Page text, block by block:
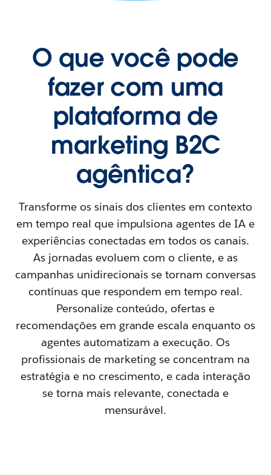
O que você pode
fazer com uma
plataforma de
marketing B2C
agêntica?
Transforme os sinais dos clientes em contexto
em tempo real que impulsiona agentes de IA e
experiências conectadas em todos os canais.
As jornadas evoluem com o cliente, e as
campanhas unidirecionais se tornam conversas
contínuas que respondem em tempo real.
Personalize conteúdo, ofertas e
recomendações em grande escala enquanto os
agentes automatizam a execução. Os
profissionais de marketing se concentram na
estratégia e no crescimento, e cada interação
se torna mais relevante, conectada e
mensurável.